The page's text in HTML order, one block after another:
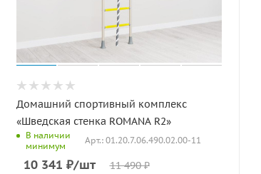
Домашний спортивный комплекс
«Шведская стенка ROMANA R2»
В наличии
минимум
Арт.: 01.20.7.06.490.02.00-11
10 341 ₽/шт 11 490₽